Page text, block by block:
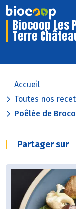
Biocoop Les
Terre
Accueil
Toutes nos
Poêlée de
Partager sur